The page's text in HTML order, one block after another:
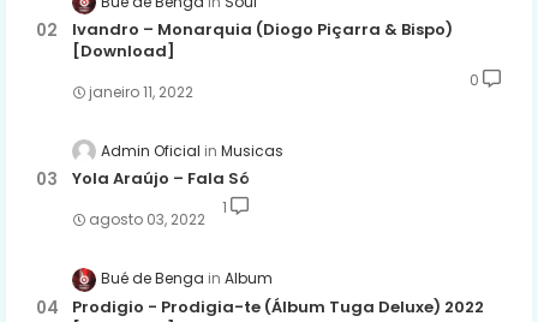
Ivandro – Monarquia (Diogo Piçarra & Bispo)
[Download]
janeiro 11, 2022
0
Admin Oficial Musicas
Yola Araújo – Fala Só
agosto 03, 2022
1
Bué de Benga Album
Prodigio - Prodigia-te (Álbum Tuga Deluxe) 2022